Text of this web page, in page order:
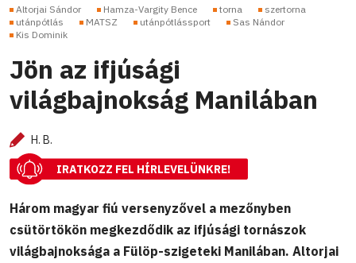
Altorjai Sándor Hamza-Vargity Bence torna
szertorna
utánpótlás
MATSZ utánpótlássport
Sas Nándor
Kis Dominik
Jön az ifjúsági
világbajnokság Manilában
H. B.
IRATKOZZ FEL HÍRLEVELÜNKRE!
Három magyar fiú versenyzővel a mezőnyben
csütörtökön megkezdődik az ifjúsági tornászok
világbajnoksága a Fülöp-szigeteki Manilában. Altorjai